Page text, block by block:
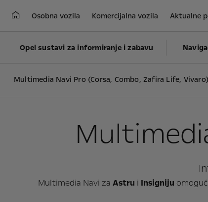
Osobna vozila Komercijalna vozila Aktualne
Opel sustavi za informiranje i zabavu
Multimedia Navi Pro (Corsa, Combo, Zafira Life, Vivaro)
Multimedia Navi za Astru i Insigniju